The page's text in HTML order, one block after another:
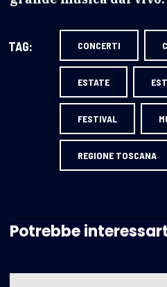
TAG: CONCERTI
ESTATE
FESTIVAL
REGIONE TOSCANA
Potrebbe